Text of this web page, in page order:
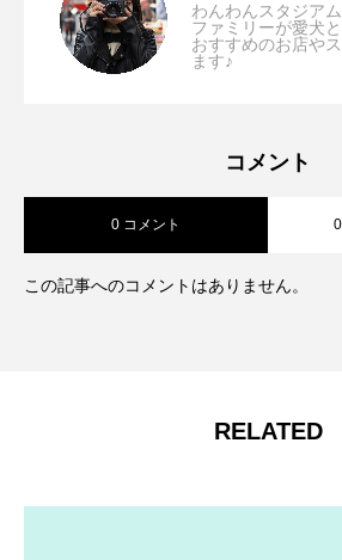
わんわんスタジア
ファミリーが愛犬
おすすめのお店や
ます♪
スポット5選！琵琶湖
2026.07.28 【2026年最新版】犬と
ポット
海・ビーチ10選｜愛犬
コメント
0 コメント
この記事へのコメントはありません。
RELATED